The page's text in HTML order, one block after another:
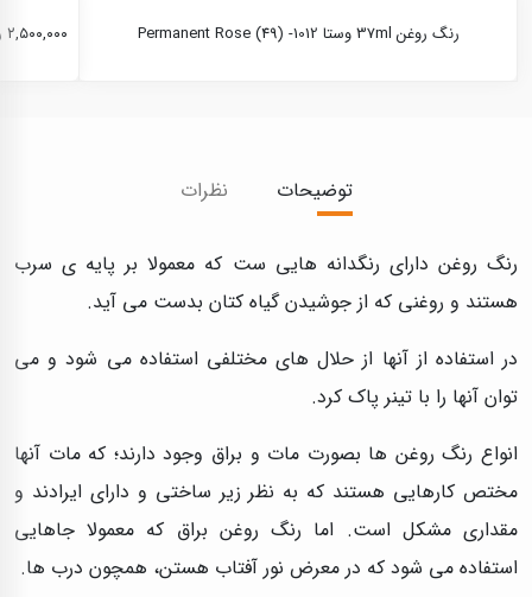
رنگ روغن 37ml وستا Permanent Rose (49) -1012 ۲,۵۰۰,۰۰۰ ریال
توضیحات نظرات
رنگ روغن دارای رنگدانه هایی ست که معمولا بر پایه ی سرب
هستند و روغنی که از جوشیدن گیاه کتان بدست می آید.
در استفاده از آنها از حلال های مختلفی استفاده می شود و می
توان آنها را با تینر پاک کرد.
انواع رنگ روغن ها بصورت مات و براق وجود دارند؛ که مات آنها
مختص کارهایی هستند که به نظر زیر ساختی و دارای ایرادند و
مقداری مشکل است. اما رنگ روغن براق که معمولا جاهایی
استفاده می شود که در معرض نور آفتاب هستن، همچون درب ها.